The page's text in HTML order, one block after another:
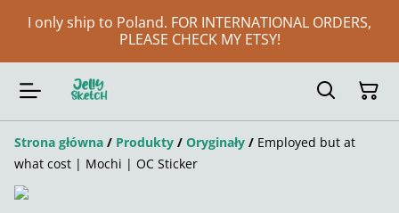
I only ship to Poland. FOR INTERNATIONAL ORDERS,
PLEASE CHECK MY ETSY!
Strona główna / Produkty / Oryginały / Employed but at
what cost | Mochi | OC Sticker